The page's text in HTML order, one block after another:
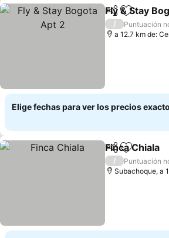
Compartir
Agregar
Fly & Stay
/
Puntuación
a 12.7 km de:
Elige fechas para ver los precios
Compartir
Agregar
Finca Chiala
/
Puntuación
Subachoque, a